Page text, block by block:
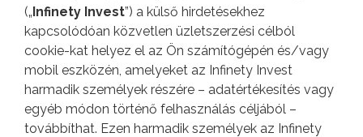
(„Infinety Invest”) a külső hirdetésekhez
kapcsolódóan közvetlen üzletszerzési célból
cookie-kat helyez el az Ön számítógépén és/vagy
mobil eszközén, amelyeket az Infinety Invest
harmadik személyek részére – adatértékesítés vagy
egyéb módon történő felhasználás céljából –
továbbíthat. Ezen harmadik személyek az Infinety